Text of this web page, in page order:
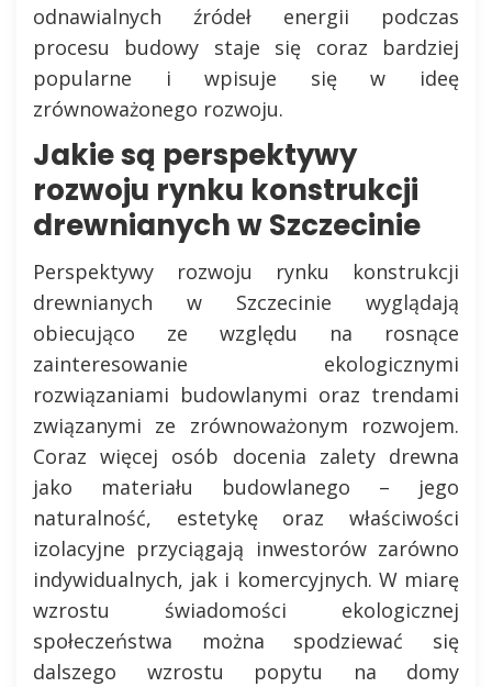
odnawialnych źródeł energii podczas
procesu budowy staje się coraz bardziej
popularne i wpisuje się w ideę
zrównoważonego rozwoju.
Jakie są perspektywy
rozwoju rynku konstrukcji
drewnianych w Szczecinie
Perspektywy rozwoju rynku konstrukcji
drewnianych w Szczecinie wyglądają
obiecująco ze względu na rosnące
zainteresowanie ekologicznymi
rozwiązaniami budowlanymi oraz trendami
związanymi ze zrównoważonym rozwojem.
Coraz więcej osób docenia zalety drewna
jako materiału budowlanego – jego
naturalność, estetykę oraz właściwości
izolacyjne przyciągają inwestorów zarówno
indywidualnych, jak i komercyjnych. W miarę
wzrostu świadomości ekologicznej
społeczeństwa można spodziewać się
dalszego wzrostu popytu na domy